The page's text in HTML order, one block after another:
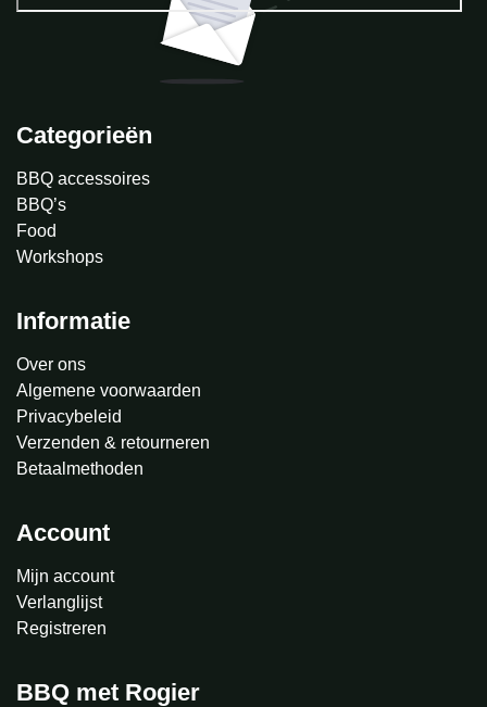
Categorieën
BBQ accessoires
BBQ’s
Food
Workshops
Informatie
Over ons
Algemene voorwaarden
Privacybeleid
Verzenden & retourneren
Betaalmethoden
Account
Mijn account
Verlanglijst
Registreren
BBQ met Rogier